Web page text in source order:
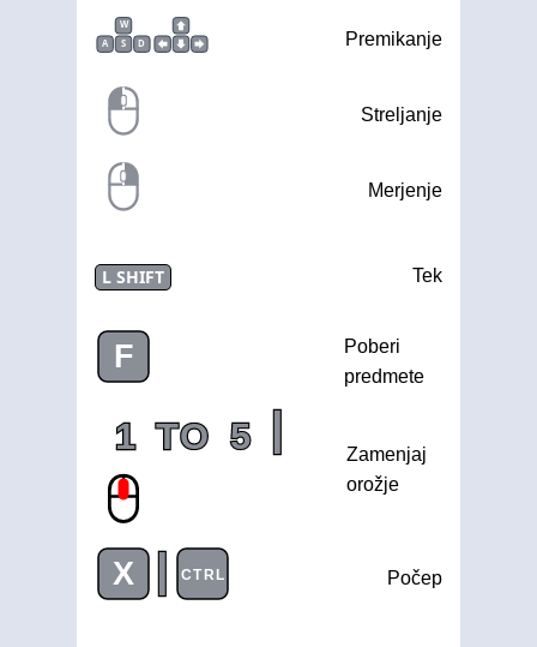
W
A
S D Premikanje
Streljanje
Merjenje
L SHIFT Tek
F
Poberi
predmete
1 TO 5 |
Zamenjaj
orožje
X | CTRL Počep